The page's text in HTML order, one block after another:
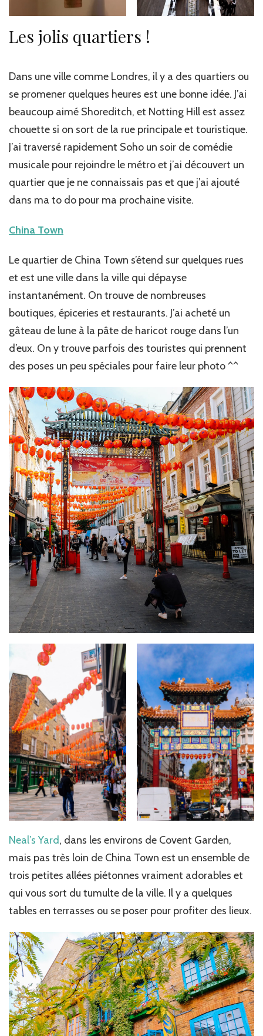
Les jolis quartiers !
Dans une ville comme Londres, il y a des quartiers ou
se promener quelques heures est une bonne idée. J’ai
beaucoup aimé Shoreditch, et Notting Hill est assez
chouette si on sort de la rue principale et touristique.
J’ai traversé rapidement Soho un soir de comédie
musicale pour rejoindre le métro et j’ai découvert un
quartier que je ne connaissais pas et que j’ai ajouté
dans ma to do pour ma prochaine visite.
China Town
Le quartier de China Town s’étend sur quelques rues
et est une ville dans la ville qui dépayse
instantanément. On trouve de nombreuses
boutiques, épiceries et restaurants. J’ai acheté un
gâteau de lune à la pâte de haricot rouge dans l’un
d’eux. On y trouve parfois des touristes qui prennent
des poses un peu spéciales pour faire leur photo ^^
Neal’s Yard, dans les environs de Covent Garden,
mais pas très loin de China Town est un ensemble de
trois petites allées piétonnes vraiment adorables et
qui vous sort du tumulte de la ville. Il y a quelques
tables en terrasses ou se poser pour profiter des lieux.